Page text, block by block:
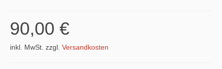
90,00 €
inkl. MwSt. zzgl. Versandkosten